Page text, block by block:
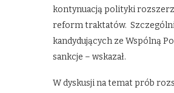
kontynuacją polityki
reform traktatów.
kandydujących ze Wspólną
sankcje – wskazał.
W dyskusji na temat prób